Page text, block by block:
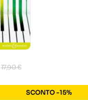
17,90 €
SCONTO -15%